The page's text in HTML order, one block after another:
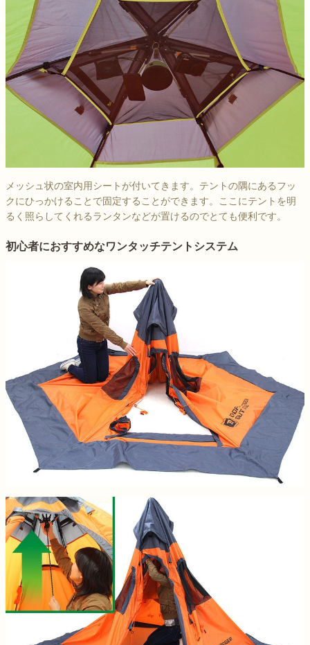
メッシュ状の室内用シートが付いてきます。テントの隅にあるフッ
クにひっかけることで固定することができます。ここにテントを明
るく照らしてくれるランタンなどが置けるのでとても便利です。
初心者におすすめなワンタッチテントシステム